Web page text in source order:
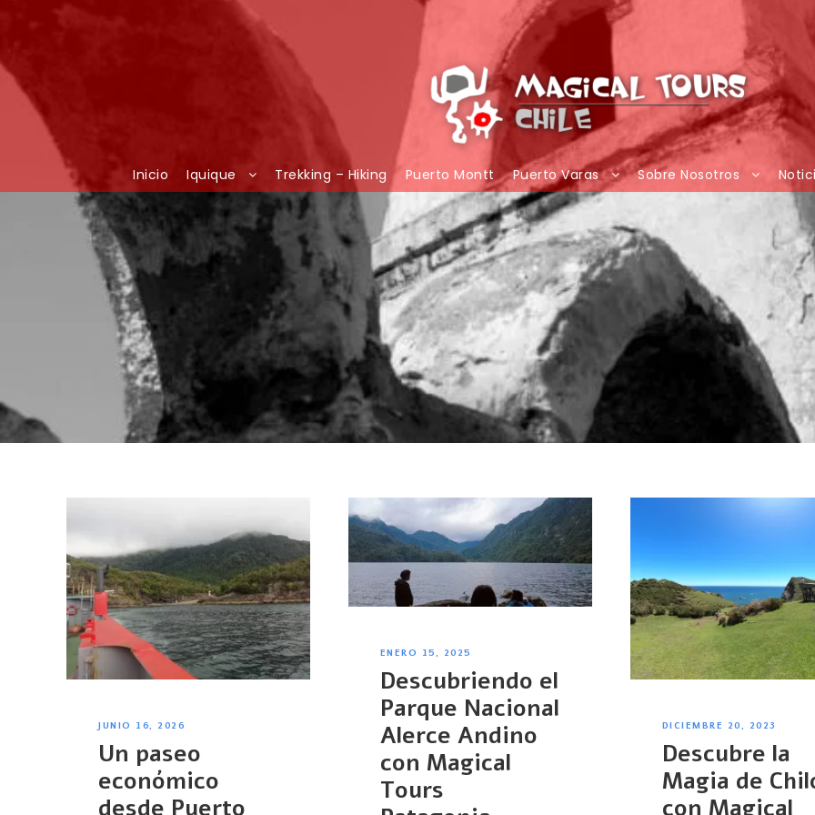
Inicio Iquique Trekking – Hiking Puerto Montt Puerto Varas Sobre Nosotros
JUNIO 16, 2026
Un paseo
económico
ENERO 15, 2025
Descubriendo el
Parque Nacional
Alerce Andino
con Magical
Tours
DICIEMBRE 20, 2023
Descubre la
Magia de